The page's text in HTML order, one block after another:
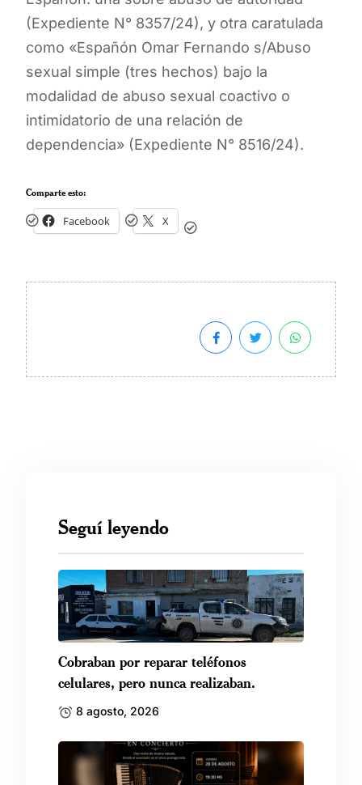
(Expediente N° 8357/24), y otra caratulada
como «Españón Omar Fernando s/Abuso
sexual simple (tres hechos) bajo la
modalidad de abuso sexual coactivo o
intimidatorio de una relación de
dependencia» (Expediente N° 8516/24).
Comparte esto:
Facebook X
Seguí leyendo
Cobraban por reparar teléfonos
celulares, pero nunca realizaban.
8 agosto, 2026